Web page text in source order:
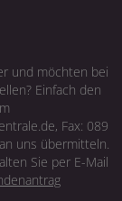
und möchten bei
Einfach den
Fax: 089
uns übermitteln.
Sie per E-Mail